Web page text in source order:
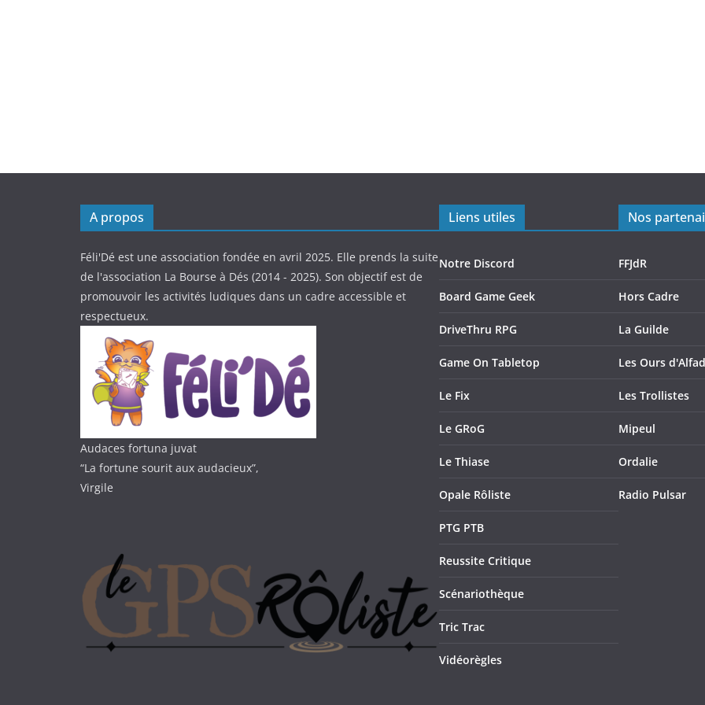
A propos
Féli'Dé est une association fondée en avril 2025. Elle prends la suite
de l'association La Bourse à Dés (2014 - 2025). Son objectif est de
promouvoir les activités ludiques dans un cadre accessible et
respectueux.
Audaces fortuna juvat
“La fortune sourit aux audacieux”,
Virgile
Liens utiles
Notre Discord
Board Game Geek
DriveThru RPG
Game On Tabletop
Le Fix
Le GRoG
Le Thiase
Opale Rôliste
PTG PTB
Reussite Critique
Scénariothèque
Tric Trac
Vidéorègles
Nos
FFJdR
Hors Cadre
La Guilde
Les Ours
Les Trollistes
Mipeul
Ordalie
Radio Pulsar